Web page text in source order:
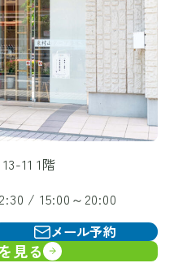
11 1階
/ 15:00～20:00
メール予約
見る